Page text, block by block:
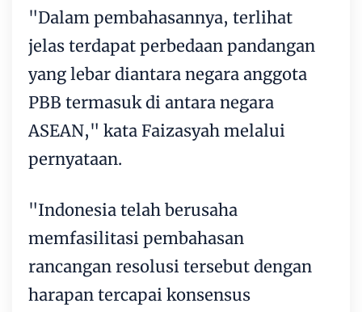
"Dalam pembahasannya, terlihat
jelas terdapat perbedaan pandangan
yang lebar diantara negara anggota
PBB termasuk di antara negara
ASEAN," kata Faizasyah melalui
pernyataan.
"Indonesia telah berusaha
memfasilitasi pembahasan
rancangan resolusi tersebut dengan
harapan tercapai konsensus